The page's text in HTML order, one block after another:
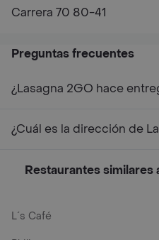
Carrera 70 80-41
Preguntas frecuentes
¿Lasagna 2GO hace
¿Cuál es la dirección de
Restaurantes similares
L´s Café